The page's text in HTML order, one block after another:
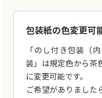
包装紙の色変更可
「のし付き包装（
装」は規定色から茶
に変更可能です。
ご希望がありました